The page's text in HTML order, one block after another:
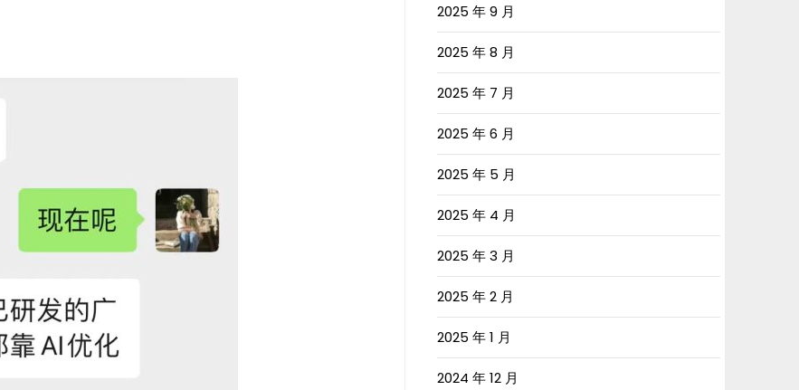
2025 年 9 月
2025 年 8 月
2025 年 7 月
2025 年 6 月
2025 年 5 月
2025 年 4 月
2025 年 3 月
2025 年 2 月
2025 年 1 月
2024 年 12 月